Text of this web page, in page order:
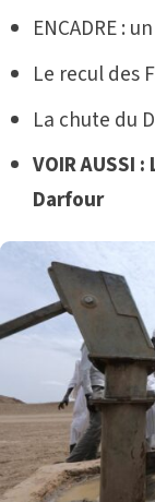
ENCADRE :
Le recul des
La chute du
VOIR AUSSI :
Darfour